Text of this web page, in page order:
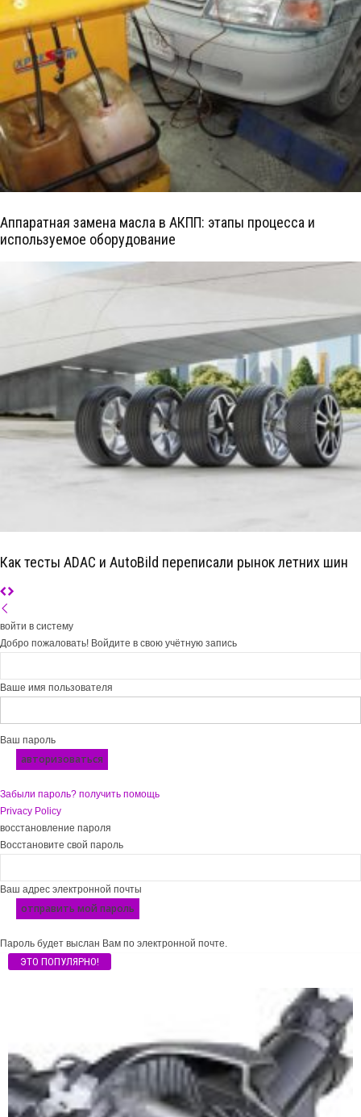
Аппаратная замена масла в АКПП: этапы процесса и
используемое оборудование
Как тесты ADAC и AutoBild переписали рынок летних шин
войти в систему
Добро пожаловать! Войдите в свою учётную запись
Ваше имя пользователя
Ваш пароль
Забыли пароль? получить помощь
Privacy Policy
восстановление пароля
Восстановите свой пароль
Ваш адрес электронной почты
Пароль будет выслан Вам по электронной почте.
ЭТО ПОПУЛЯРНО!